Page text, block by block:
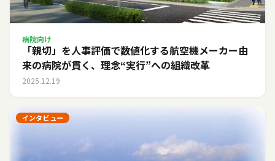
病院向け
「親切」を人事評価で数値化する――航空機メーカー由
来の病院が貫く、理念“実行”への組織改革
2025.12.19
インタビュー